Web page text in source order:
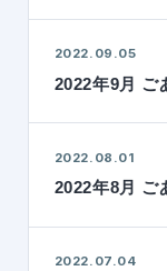
2022.09.05
2022年9月 ご
2022.08.01
2022年8月 ご
2022.07.04